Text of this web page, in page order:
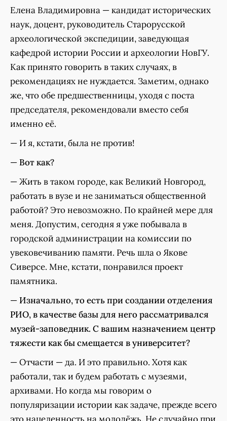
Елена Владимировна — кандидат исторических
наук, доцент, руководитель Старорусской
археологической экспедиции, заведующая
кафедрой истории России и археологии НовГУ.
Как принято говорить в таких случаях, в
рекомендациях не нуждается. Заметим, однако
же, что обе предшественницы, уходя с поста
председателя, рекомендовали вместо себя
именно её.
— И я, кстати, была не против!
— Вот как?
— Жить в таком городе, как Великий Новгород,
работать в вузе и не заниматься общественной
работой? Это невозможно. По крайней мере для
меня. Допустим, сегодня я уже побывала в
городской администрации на комиссии по
увековечиванию памяти. Речь шла о Якове
Сиверсе. Мне, кстати, понравился проект
памятника.
— Изначально, то есть при создании отделения
РИО, в качестве базы для него рассматривался
музей-заповедник. С вашим назначением центр
тяжести как бы смещается в университет?
— Отчасти — да. И это правильно. Хотя как
работали, так и будем работать с музеями,
архивами. Но когда мы говорим о
популяризации истории как задаче, прежде всего
это нацеленность на молодёжь. Не случайно при